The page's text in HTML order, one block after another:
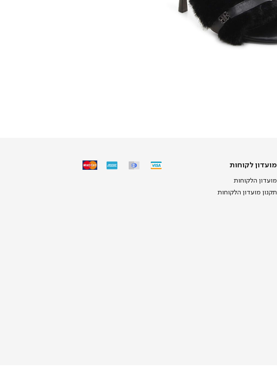
מועדון
מועדון לקוחות
מועדון הלקוחות
תקנון מועדון הלקוחות